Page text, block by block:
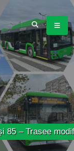
modificate